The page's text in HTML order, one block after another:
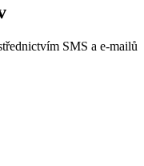
SMS a e-mailů